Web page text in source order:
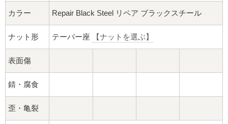
ショート平面ナット
球面座ナット
ロング球面ナット
ショート球面ナット
カラー Repair Black Steel リペア ブラックスチール
ナット形 テーパー座 【ナットを選ぶ】
表面傷
錆・腐食
歪・亀裂